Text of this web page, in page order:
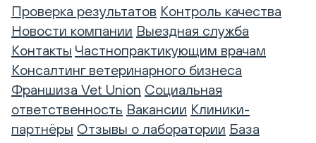
Проверка результатов Контроль качества
Новости компании Выездная служба
Контакты Частнопрактикующим врачам
Консалтинг ветеринарного бизнеса
Франшиза Vet Union Социальная
ответственность Вакансии Клиники-
партнёры Отзывы о лаборатории База